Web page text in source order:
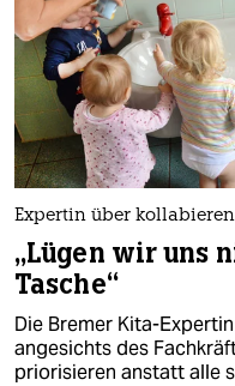
Expertin über
„Lügen wir uns
Tasche“
Die Bremer Kita-
angesichts des
priorisieren anstatt alle